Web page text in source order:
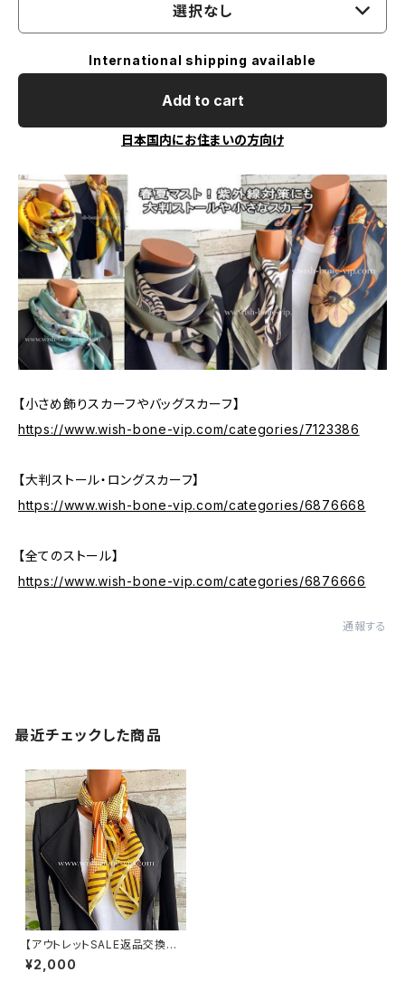
選択なし
International shipping available
Add to cart
日本国内にお住まいの方向け
【小さめ飾りスカーフやバッグスカーフ】
https://www.wish-bone-vip.com/categories/7123386
【大判ストール・ロングスカーフ】
https://www.wish-bone-vip.com/categories/6876668
【全てのストール】
https://www.wish-bone-vip.com/categories/6876666
通報する
最近チェックした商品
【アウトレットSALE返品交換不
可8/20まで】【イタリアインポー
トスカーフ】 スクエア・アレンジ
¥2,000